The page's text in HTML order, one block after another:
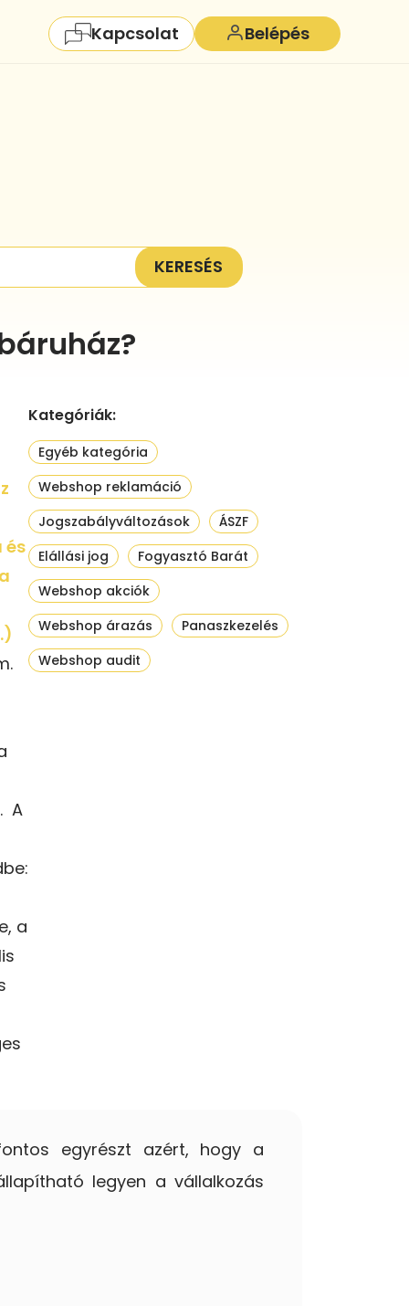
Kapcsolat Belépés
KERESÉS
A
a
Kategóriák:
Egyéb kategória
Webshop reklamáció
Jogszabályváltozások
ÁSZF
Elállási jog
Fogyasztó Barát
Webshop akciók
Webshop árazás
Panaszkezelés
Webshop audit
egyrészt azért, hogy a
legyen a vállalkozás